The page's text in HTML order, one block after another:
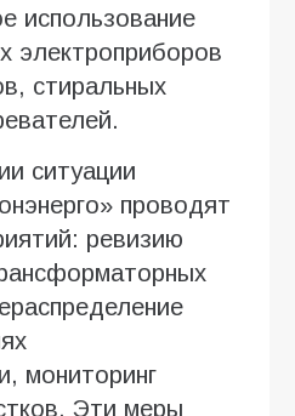
использование
электроприборов
стиральных
ситуации
проводят
ревизию
мониторинг
Эти меры